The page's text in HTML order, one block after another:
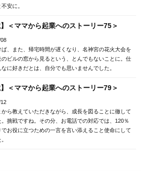
安に。
】＜ママから起業へのストーリー75＞
ば、また、帰宅時間が遅くなり、名神宮の花火大会を
のビルの窓から見るという、とんでもないことに。仕
に好きだとは、自分でも思いませんでした。
】＜ママから起業へのストーリー79＞
から教えていただきながら、成長を図ることに徹して
。挑戦ですね。その分、お電話での対応では、120％
でお役に立つための一言を言い添えること使命にして